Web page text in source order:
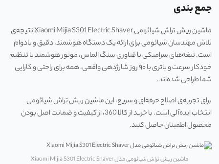
جمع بندی
ماشین ریش تراش شیائومی Xiaomi Mijia S301 Electric Shaver نتیجه‌ی
تلاش مهندسان شیائومی برای ارائه یک دستگاه هوشمند، دقیق و بادوام
است. تیغه‌های سرامیکی با فناوری سنگ الماس، موتور هوشمند با تنظیم
خودکار سرعت و باتری با ۹۰ روز شارژدهی واقعی، همه برای راحتی و کارایی
شما طراحی شده‌اند.
برای تجربه‌ی اصلاح حرفه‌ای و سریع، این ماشین ریش تراش شیائومی
انتخاب ایده‌آلی است. با خرید از کالا 360، از کیفیت و ضمانت اصل بودن
محصول اطمینان حاصل کنید.
ماشین ریش تراش شیائومی مدل Xiaomi Mijia S301 Electric Shaver